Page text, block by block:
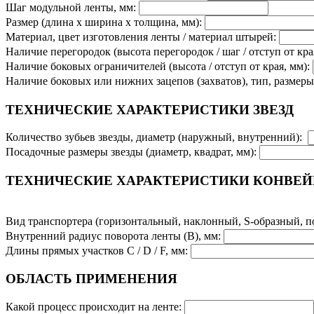
Шаг модульной ленты, мм:
Размер (длина х ширина х толщина, мм):
Материал, цвет изготовления ленты / материал штырей:
Наличие перегородок (высота перегородок / шаг / отступ от
Наличие боковых ограничителей (высота / отступ от края, мм):
Наличие боковых или нижних зацепов (захватов), тип,
ТЕХНИЧЕСКИЕ ХАРАКТЕРИСТИКИ ЗВЕЗД
Количество зубьев звезды, диаметр (наружный, внутренний):
Посадочные размеры звезды (диаметр, квадрат, мм):
ТЕХНИЧЕСКИЕ ХАРАКТЕРИСТИКИ
Вид транспортера (горизонтальный, наклонный, S-образный,
Внутренний радиус поворота ленты (В), мм:
Длины прямых участков С / D / F, мм:
ОБЛАСТЬ ПРИМЕНЕНИЯ
Какой процесс происходит на ленте: